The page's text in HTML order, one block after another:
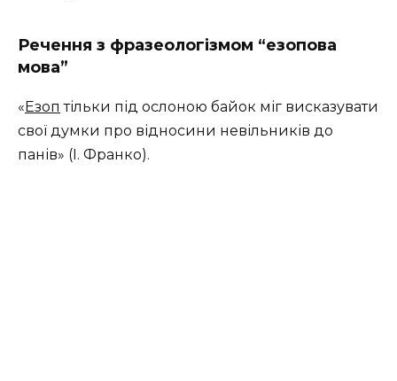
Речення з фразеологізмом “езопова
мова”
«Езоп тільки під ослоною байок міг висказувати
свої думки про відносини невільників до
панів» (І. Франко).